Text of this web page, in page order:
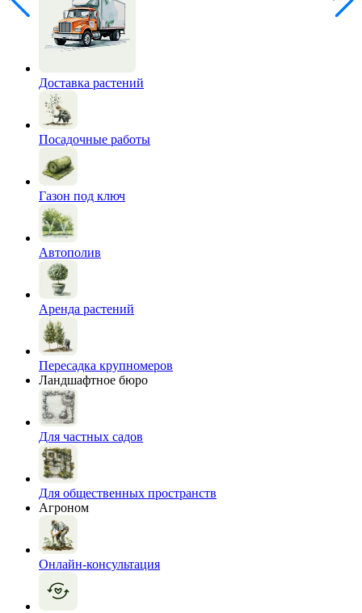
Доставка растений
Посадочные работы
Газон под ключ
Автополив
Аренда растений
Пересадка крупномеров
Ландшафтное бюро
Для частных садов
Для общественных пространств
Агроном
Онлайн-консультация